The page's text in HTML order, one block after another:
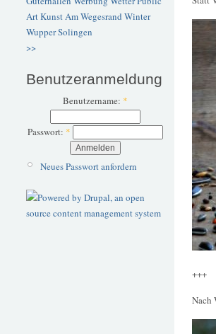
ArtKunstAm Wegesrand Winter
WupperSolingen
>>
Benutzeranmeldung
Benutzername: *
Passwort: *
Neues Passwort anfordern
+++
Nach